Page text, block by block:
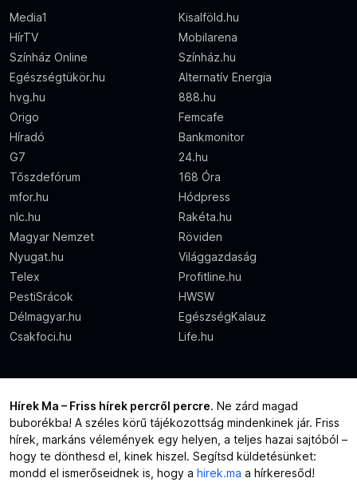
Media1
Kisalföld.hu
HírTV
Mobilarena
Színház Online
Színház.hu
Egészségtükör.hu
Alternatív Energia
hvg.hu
888.hu
Origo
Femcafe
Híradó
Bankmonitor
G7
24.hu
Tőszdefórum
168 Óra
mfor.hu
Hódpress
nlc.hu
Rakéta.hu
Magyar Nemzet
Röviden
Nyugat.hu
Világgazdaság
Telex
Profitline.hu
PestiSrácok
HWSW
Délmagyar.hu
EgészségKalauz
Csakfoci.hu
Life.hu
Hírek Ma – Friss hírek percről percre. Ne zárd magad
buborékba! A széles körű tájékozottság mindenkinek jár. Friss
hírek, markáns vélemények egy helyen, a teljes hazai sajtóból –
hogy te dönthesd el, kinek hiszel. Segítsd küldetésünket:
mondd el ismerőseidnek is, hogy a hirek.ma a hírkeresőd!